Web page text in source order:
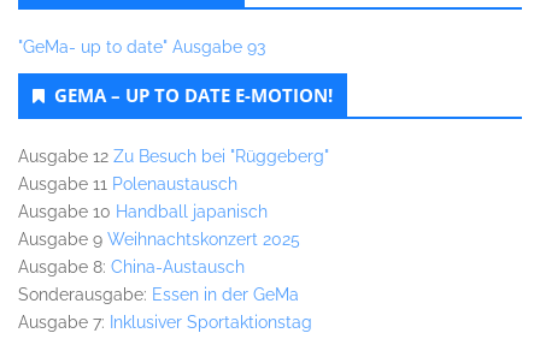
"GeMa- up to date" Ausgabe 93
GEMA – UP TO DATE E-MOTION!
Ausgabe 12 Zu Besuch bei "Rüggeberg"
Ausgabe 11 Polenaustausch
Ausgabe 10 Handball japanisch
Ausgabe 9 Weihnachtskonzert 2025
Ausgabe 8: China-Austausch
Sonderausgabe: Essen in der GeMa
Ausgabe 7: Inklusiver Sportaktionstag